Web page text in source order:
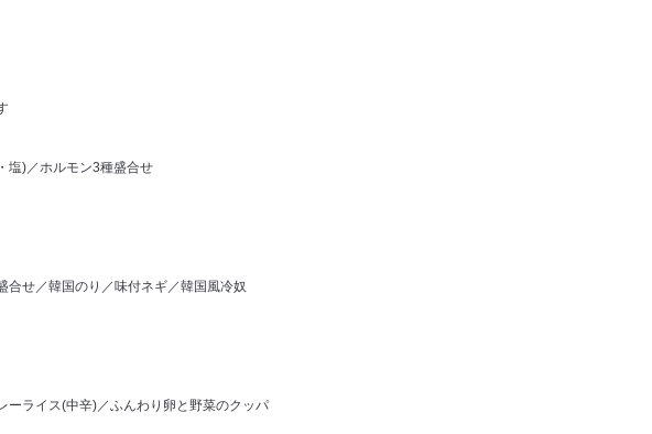
塩)／ホルモン3種盛合せ
合せ／韓国のり／味付ネギ／韓国風冷奴
ーライス(中辛)／ふんわり卵と野菜のクッパ